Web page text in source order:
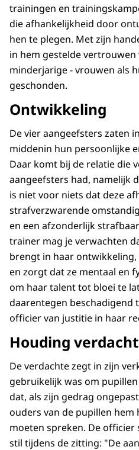
trainingen en
die afhankelijkheid door
hen te plegen. Met zijn
in hem gestelde vertrouwen
minderjarige - vrouwen als
geschonden.
Ontwikkeling
De vier aangeefsters zaten
middenin hun persoonlijke
Daar komt bij de relatie die
aangeefsters had, namelijk
is niet voor niets dat deze
strafverzwarende
en een afzonderlijk
trainer mag je verwachten
brengt in haar
en zorgt dat ze mentaal en
om haar talent tot bloei te
daarentegen beschadigend
officier van justitie in haar
Houding
De verdachte zegt in zijn
gebruikelijk was om
dat, als zijn gedrag
ouders van de pupillen hem
moeten spreken. De
stil tijdens de zitting: "De